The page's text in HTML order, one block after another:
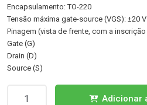
Encapsulamento: TO-220
Tensão máxima gate-source (VGS): ±20 V
Pinagem (vista de frente, com a
Gate (G)
Drain (D)
Source (S)
Adicionar